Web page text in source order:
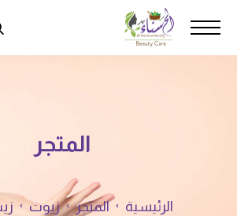
المتجر
الرئيسية المتجر زيوت